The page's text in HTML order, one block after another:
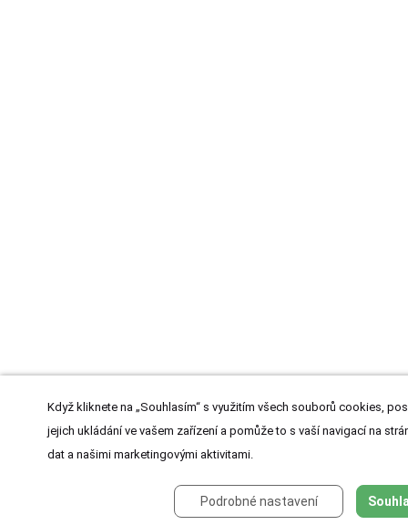
Když kliknete na „Souhlasím“ s využitím všech souborů cookies,
jejich ukládání ve vašem zařízení a pomůže to s vaší navigací na
dat a našimi marketingovými aktivitami.
Podrobné nastavení